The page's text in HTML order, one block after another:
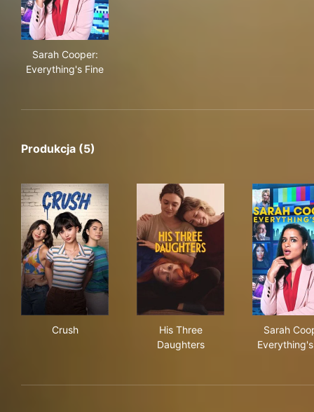
Sarah Cooper:
Everything's Fine
Produkcja (5)
Crush
His Three
Daughters
Sarah